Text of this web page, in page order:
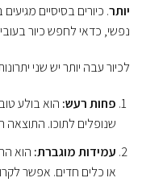
יותר
נפשי, כדאי לחפש כיור בעובי
לכיור עבה יותר יש שני
פחות רעש: הוא בולע
שנופלים לתוכו.
עמידות מוגברת: הוא
או כלים חדים. אפשר